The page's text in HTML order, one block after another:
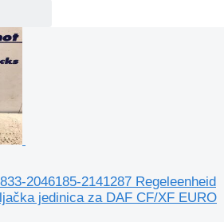
2046185-2141287 Regeleenheid
jedinica za DAF CF/XF EURO